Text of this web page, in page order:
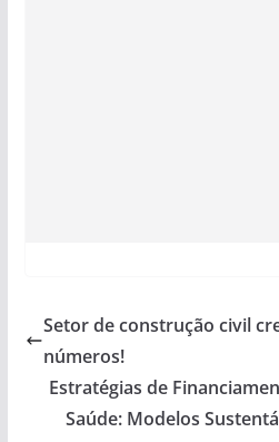
Setor de construção civil
números!
Estratégias de
Saúde: Modelos